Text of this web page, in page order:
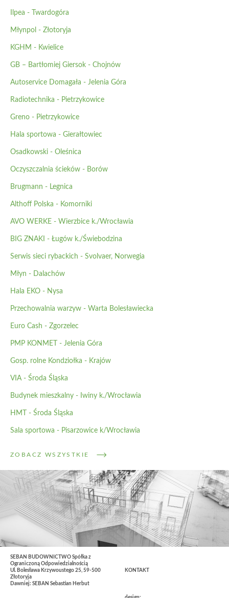
Ilpea - Twardogóra
Młynpol - Złotoryja
KGHM - Kwielice
GB – Bartłomiej Giersok - Chojnów
Autoservice Domagała - Jelenia Góra
Radiotechnika - Pietrzykowice
Greno - Pietrzykowice
Hala sportowa - Gierałtowiec
Osadkowski - Oleśnica
Oczyszczalnia ścieków - Borów
Brugmann - Legnica
Althoff Polska - Komorniki
AVO WERKE - Wierzbice k./Wrocławia
BIG ZNAKI - Ługów k./Świebodzina
Serwis sieci rybackich - Svolvaer, Norwegia
Młyn - Dalachów
Hala EKO - Nysa
Przechowalnia warzyw - Warta Bolesławiecka
Euro Cash - Zgorzelec
PMP KONMET - Jelenia Góra
Gosp. rolne Kondziołka - Krajów
VIA - Środa Śląska
Budynek mieszkalny - Iwiny k./Wrocławia
HMT - Środa Śląska
Sala sportowa - Pisarzowice k/Wrocławia
ZOBACZ WSZYSTKIE
SEBAN BUDOWNICTWO Spółka z
Ograniczoną Odpowiedzialnością
Ul. Bolesława Krzywoustego 25, 59-500
Złotoryja
Dawniej: SEBAN Sebastian Herbut
KONTAKT